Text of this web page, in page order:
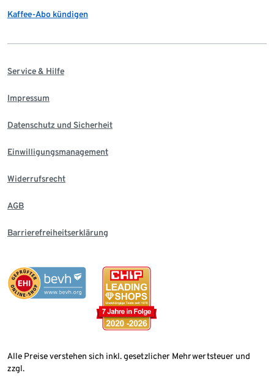
Kaffee-Abo kündigen
Service & Hilfe
Impressum
Datenschutz und Sicherheit
Einwilligungsmanagement
Widerrufsrecht
AGB
Barrierefreiheitserklärung
Alle Preise verstehen sich inkl. gesetzlicher Mehrwertsteuer und
zzgl.